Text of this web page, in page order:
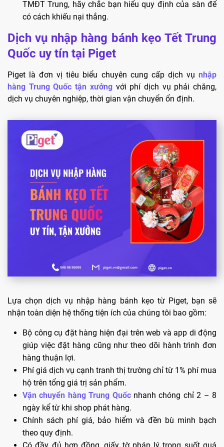
TMĐT Trung, hãy chắc bạn hiểu quy định của sàn để
có cách khiếu nại thắng.
Dịch vụ nhập hàng bánh kẹo Tết Trung
Quốc uy tín tại Piget
Piget là đơn vị tiêu biểu chuyên cung cấp dịch vụ nhập
hàng Trung Quốc tận xưởngvới phí dịch vụ phải chăng,
dịch vụ chuyên nghiệp, thời gian vận chuyển ổn định.
Lựa chọn dịch vụ nhập hàng bánh kẹo từ Piget, bạn sẽ
nhận toàn diện hệ thống tiện ích của chúng tôi bao gồm:
Bộ công cụ đặt hàng hiện đại trên web và app di động
giúp việc đặt hàng cũng như theo dõi hành trình đơn
hàng thuận lợi.
Phí giá dịch vụ cạnh tranh thị trường chỉ từ 1% phí mua
hộ trên tổng giá trị sản phẩm.
Vận chuyển hàng Trung Quốcnhanh chóng chỉ 2 – 8
ngày kể từ khi shop phát hàng.
Chính sách phí giá, bảo hiểm và đền bù minh bạch
theo quy định.